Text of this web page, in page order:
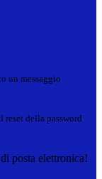
un messaggio
reset della password
posta elettronica!